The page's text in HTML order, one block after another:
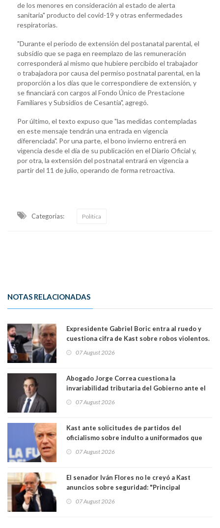
de los menores en consideración al estado de alerta
sanitaria" producto del covid-19 y otras enfermedades
respiratorias.
"Durante el periodo de extensión del postanatal parental, el
subsidio que se paga en reemplazo de las remuneración
corresponderá al mismo que hubiere percibido el trabajador
o trabajadora por causa del permiso postnatal parental, en la
proporción a los días que le correspondiere de extensión, y
se financiará con cargos al Fondo Único de Prestacione
Familiares y Subsidios de Cesantía", agregó.
Por último, el texto expuso que "las medidas contempladas
en este mensaje tendrán una entrada en vigencia
diferenciada". Por una parte, el bono invierno entrerá en
vigencia desde el día de su publicación en el Diario Oficial y,
por otra, la extensión del postnatal entrará en vigencia a
partir del 11 de julio, operando de forma retroactiva.
Categorias: Política
NOTAS RELACIONADAS
Expresidente Gabriel Boric entra al ruedo y
cuestiona cifra de Kast sobre robos violentos.
07 August 2026
Abogado Jorge Correa cuestiona la
invariabilidad tributaria del Gobierno ante el
democracia” y "defendemos la alternancia en el
07 August 2026
Kast ante solicitudes de partidos del
oficialismo sobre indulto a uniformados que
07 August 2026
El senador Iván Flores no le creyó a Kast
anuncios sobre seguridad: "Principal
perseguir ruta del dinero y levantar secreto
07 August 2026